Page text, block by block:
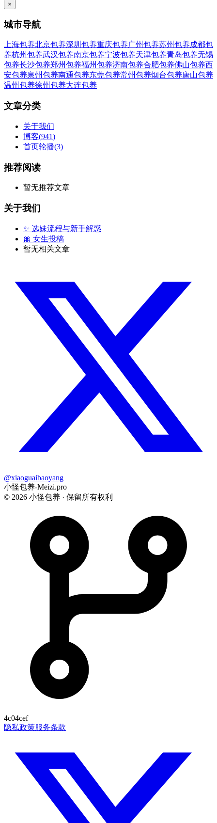
×
城市导航
上海包养北京包养深圳包养重庆包养广州包养苏州包养成都包
养杭州包养武汉包养南京包养宁波包养天津包养青岛包养无锡
包养长沙包养郑州包养福州包养济南包养合肥包养佛山包养西
安包养泉州包养南通包养东莞包养常州包养烟台包养唐山包养
温州包养徐州包养大连包养
文章分类
关于我们
博客(941)
首页轮播(3)
推荐阅读
暂无推荐文章
关于我们
✨ 选妹流程与新手解惑
🎀 女生投稿
暂无相关文章
@xiaoguaibaoyang
小怪包养-Meizi.pro
© 2026 小怪包养 · 保留所有权利
4c04cef
隐私政策服务条款